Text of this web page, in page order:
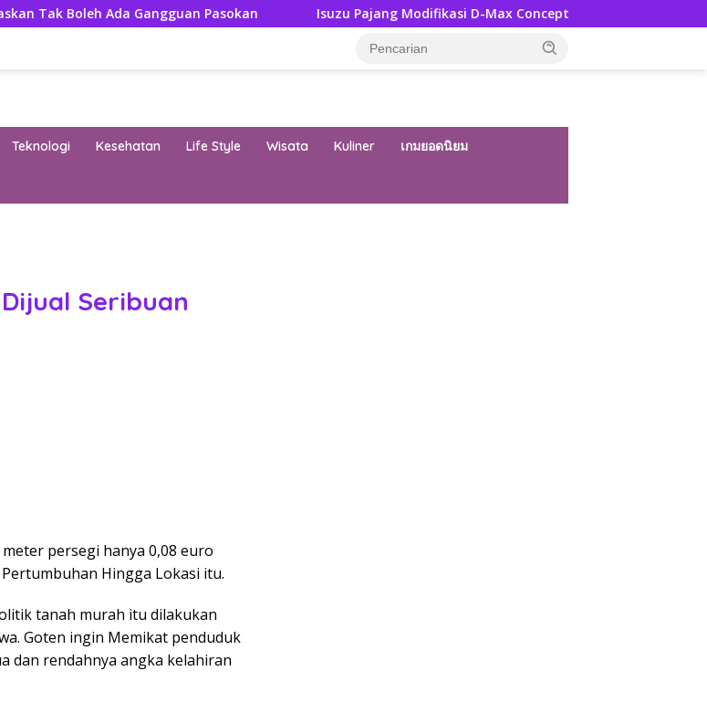
Ada Gangguan Pasokan Isuzu Pajang Modifikasi D-Max Concept Ke GIIAS 2026, Ini Ubahannya
Teknologi Kesehatan Life Style Wisata Kuliner เกมยอดนิยม
Seribuan
persegi hanya 0,08 euro
Hingga Lokasi itu.
tanah murah itu dilakukan
Goten ingin Memikat penduduk
dan rendahnya angka kelahiran